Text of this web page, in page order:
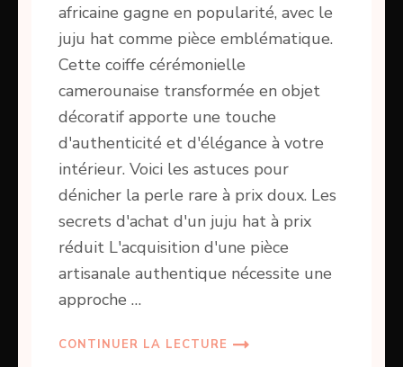
africaine gagne en popularité, avec le
juju hat comme pièce emblématique.
Cette coiffe cérémonielle
camerounaise transformée en objet
décoratif apporte une touche
d'authenticité et d'élégance à votre
intérieur. Voici les astuces pour
dénicher la perle rare à prix doux. Les
secrets d'achat d'un juju hat à prix
réduit L'acquisition d'une pièce
artisanale authentique nécessite une
approche …
CONTINUER LA LECTURE